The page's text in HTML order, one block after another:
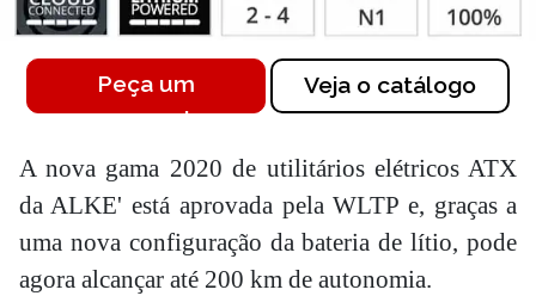
Peça um
orçamento
Veja o catálogo
A nova gama 2020 de utilitários elétricos ATX
da ALKE' está aprovada pela WLTP e, graças a
uma nova configuração da bateria de lítio, pode
agora alcançar até 200 km de autonomia.